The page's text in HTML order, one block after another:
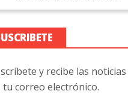
y recibe las
tu correo electrónico.